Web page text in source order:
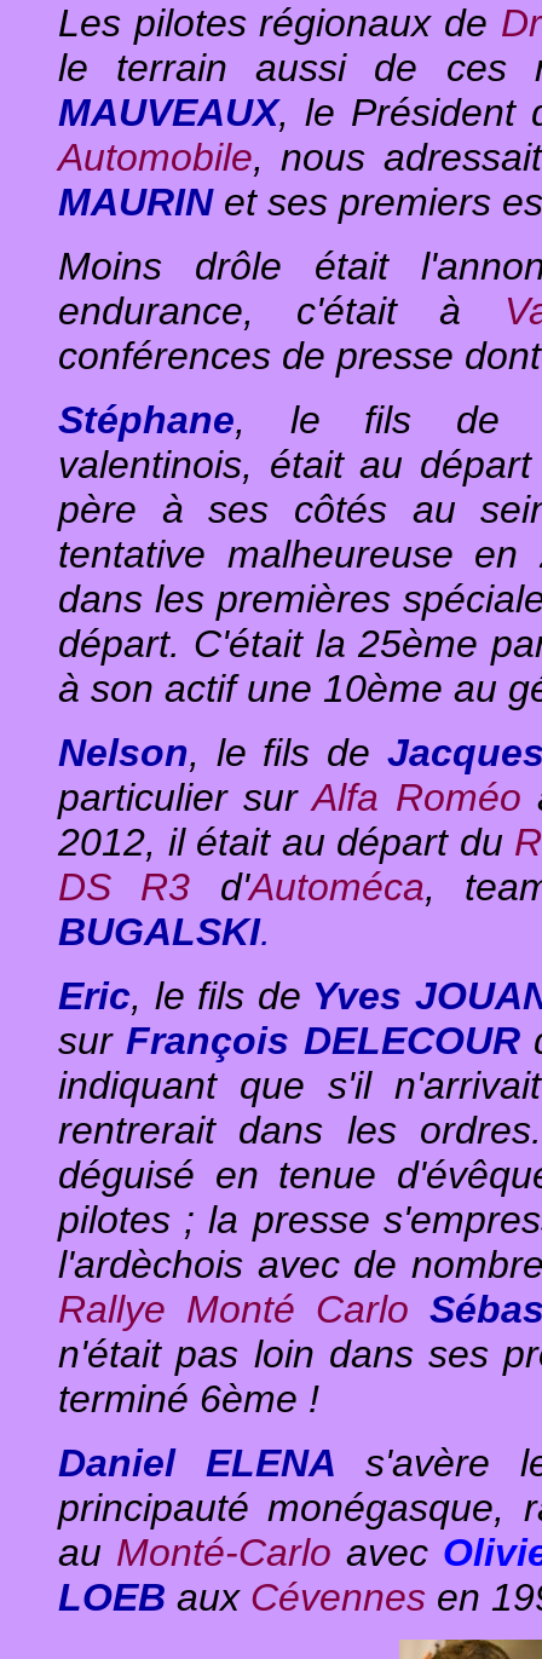
Les pilotes régionaux de
le terrain aussi de ces
MAUVEAUX, le Président
Automobile, nous
MAURINet ses premiers
Moins drôle était
endurance, c'était à
conférences de presse
Stéphane, le fils de
valentinois, était au
père à ses côtés au
tentative malheureuse
dans les premières
départ. C'était la 25ème
à son actif une 10ème au
Nelson, le fils de
particulier sur Alfa Roméo
2012, il était au départ du
DS R3
d'Automéca,
BUGALSKI.
Eric, le fils de Yves
surFrançois DELECOUR
indiquant que s'il
rentrerait dans les
déguisé en tenue
pilotes ; la presse
l'ardèchois avec de
Rallye Monté Carlo
n'était pas loin dans ses
terminé 6ème !
Daniel ELENA
s'avère
principauté monégasque,
au Monté-Carlo avec
LOEB aux Cévennes en